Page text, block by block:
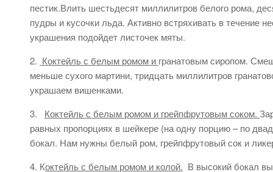
пестик.Влить шестьдесят миллилитров белого рома,
пудры и кусочки льда. Активно встряхивать в течение
украшения подойдет листочек мяты.
2. Коктейль с белым ромом и гранатовым сиропом.
меньше сухого мартини, тридцать миллилитров
украшаем вишенками.
3. Коктейль с белым ромом и грейпфрутовым соком.
равных пропорциях в шейкере (на одну порцию – по
бокал. Нам нужны белый ром, грейпфрутовый сок и
4. Коктейль с белым ромом и колой. В высокий бокал